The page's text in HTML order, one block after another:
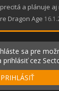
a plánuje
Dragon Age
sa pre
prihlásiť cez
PRIHLÁSIŤ